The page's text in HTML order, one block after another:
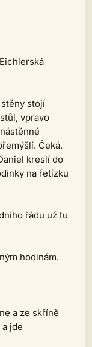
stojí
vpravo
Čeká.
kreslí do
na řetízku
řádu už tu
hodinám.
a ze skříně
jde